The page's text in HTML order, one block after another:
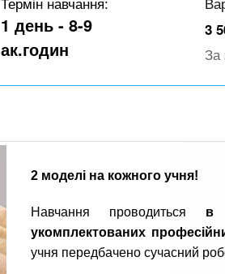
1 день - 8-9
ак.годин
3
За
2 моделі на кожного учня!
Навчання проводиться в
укомплектованих
учня передбачено сучасний